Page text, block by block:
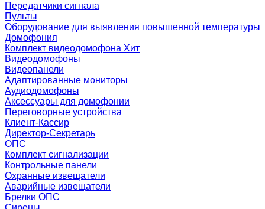
Передатчики сигнала
Пульты
Оборудование для выявления повышенной температуры
Домофония
Комплект видеодомофона Хит
Видеодомофоны
Видеопанели
Адаптированные мониторы
Аудиодомофоны
Аксессуары для домофонии
Переговорные устройства
Клиент-Кассир
Директор-Секретарь
ОПС
Комплект сигнализации
Контрольные панели
Охранные извещатели
Аварийные извещатели
Брелки ОПС